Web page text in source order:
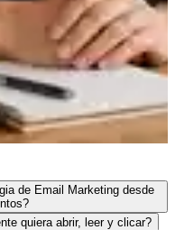
de Email Marketing desde
quiera abrir, leer y clicar?